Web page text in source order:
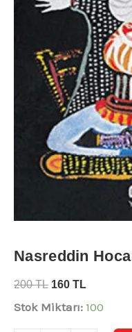
Nasreddin Hoca
200TL 160 TL
Stok Miktarı: 100